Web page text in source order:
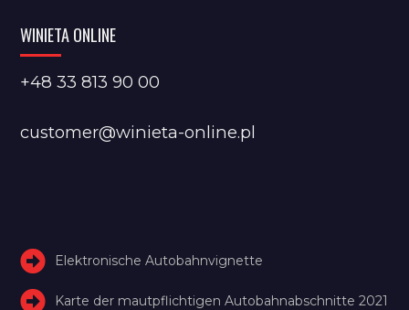
WINIETA ONLINE
+48 33 813 90 00
customer@winieta-online.pl
Elektronische Autobahnvignette
Karte der mautpflichtigen Autobahnabschnitte 2021